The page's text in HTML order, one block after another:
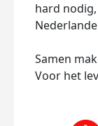
hard
Samen
Voor het